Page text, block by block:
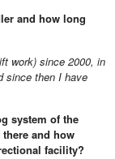
and how long
work) since 2000, in
since then I have
system of the
and how
facility?